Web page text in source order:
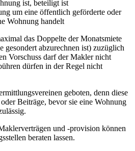
ist, beteiligt ist
um eine öffentlich geförderte oder
Wohnung handelt
das Doppelte der Monatsmiete
gesondert abzurechnen ist) zuzüglich
Vorschuss darf der Makler nicht
dürfen in der Regel nicht
geboten, denn diese
Beiträge, bevor sie eine Wohnung
und -provision können
beraten lassen.